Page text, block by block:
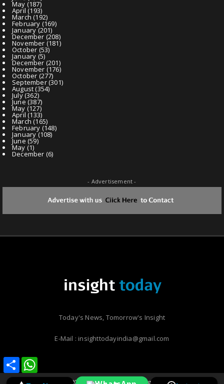
Share
Share
May (187)
April (193)
March (192)
February (169)
January(201)
December (208)
November (181)
October (53)
January (5)
December(201)
November (176)
October (277)
September(301)
August(354)
July(362)
June(387)
May (127)
April (133)
March (165)
February (148)
January(108)
June (59)
May (1)
December (6)
- Advertisement -
Today's News, Tomorrow's Insight
E-Mail : insighttodayindia@gmail.com
Copyright © 2026 | Insight Today | All Rights Reserved